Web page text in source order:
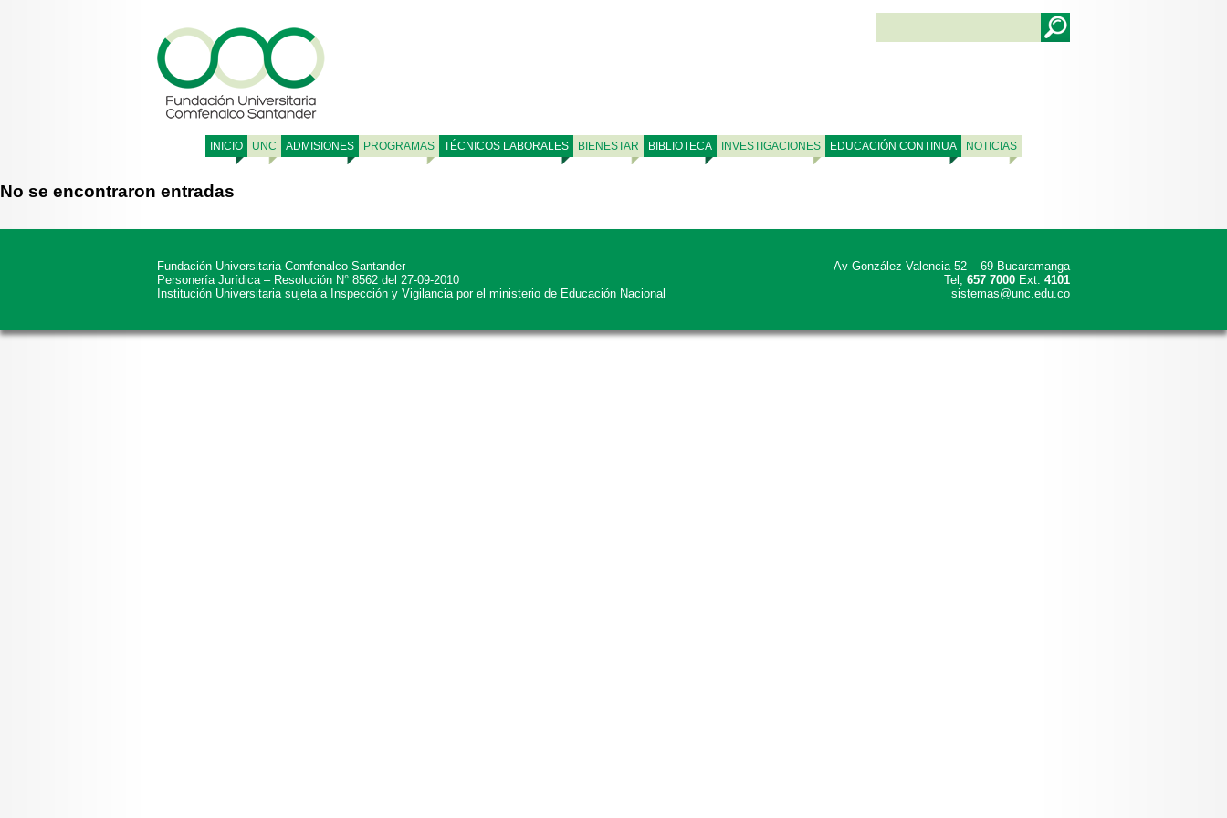
INICIO UNC ADMISIONES PROGRAMAS TÉCNICOS LABORALES BIENESTAR BIBLIOTECA INVESTIGACIONES EDUCACIÓN CONTINUA NOTICIAS
No se encontraron entradas
Fundación Universitaria Comfenalco Santander
Personería Jurídica – Resolución N° 8562 del 27-09-2010
Institución Universitaria sujeta a Inspección y Vigilancia por el ministerio de Educación Nacional
Av González Valencia 52 – 69 Bucaramanga
Tel; 657 7000 Ext: 4101
sistemas@unc.edu.co